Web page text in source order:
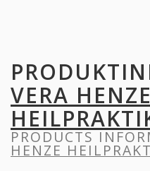
VERA HENZE
PRODUCTS
HENZE